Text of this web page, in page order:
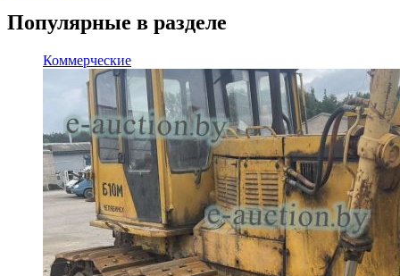
Популярные в разделе
Коммерческие